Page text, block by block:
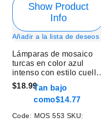
Show Product
Info
Añadir a la lista de deseos
Lámparas de mosaico
turcas en color azul
intenso con estilo cuello
de cisne - Sin bombilla
$18.99Tan bajo
como$14.77
Code: MOS 553 SKU: